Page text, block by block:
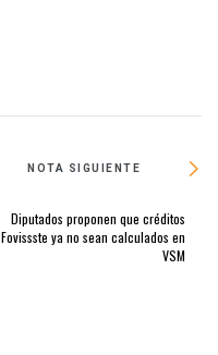
NOTA SIGUIENTE
Diputados proponen que créditos
Fovissste ya no sean calculados en
VSM